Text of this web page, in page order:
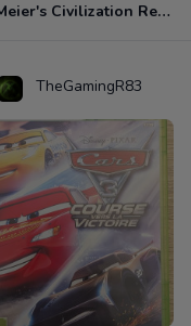
Sid Meier's Civilization Revolution Xbox 360
TheGamingR83